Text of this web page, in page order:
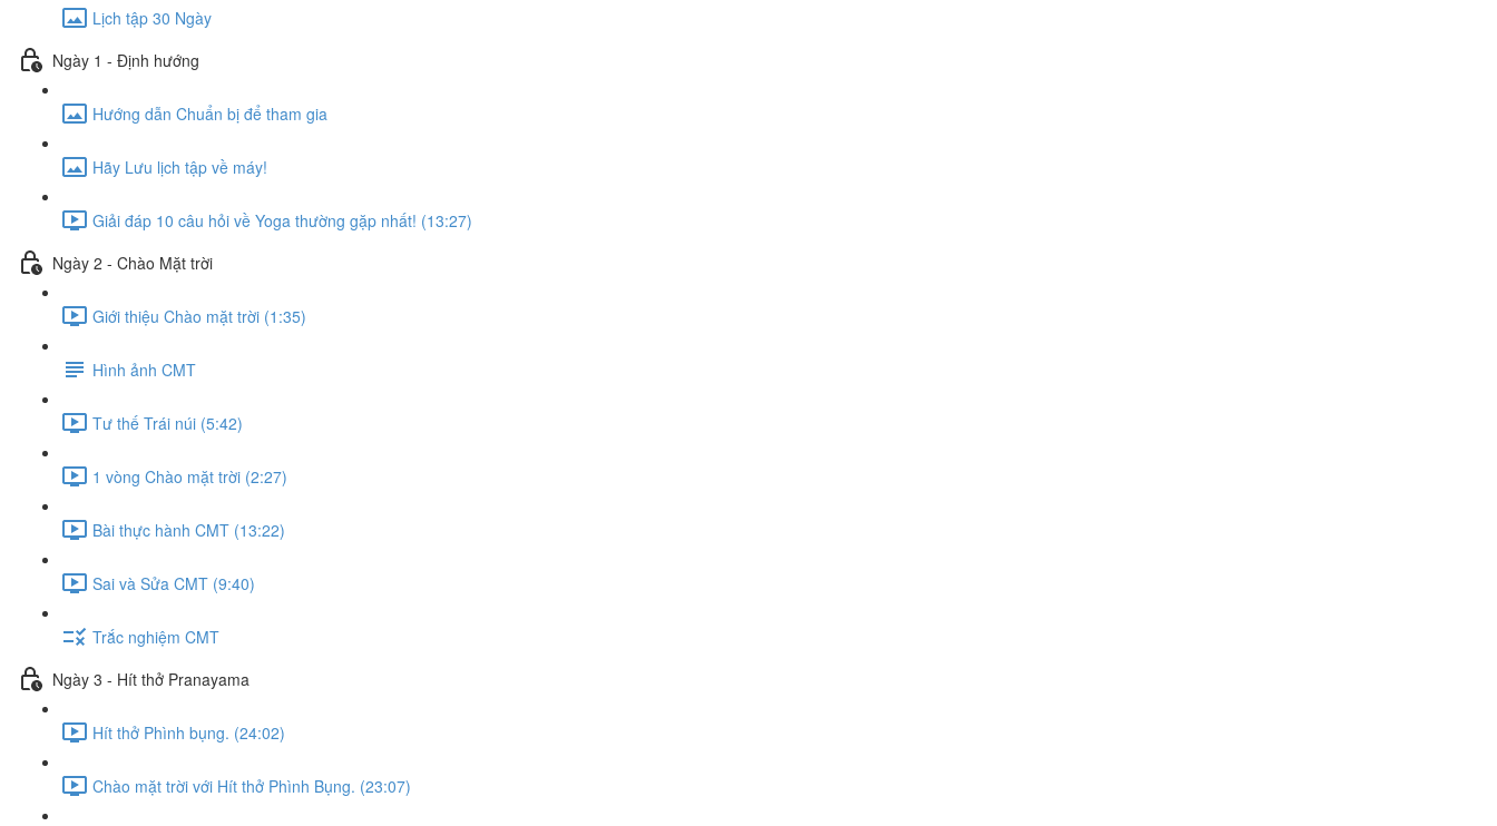
Lịch tập 30 Ngày
Ngày 1 - Định hướng
Hướng dẫn Chuẩn bị để tham gia
Hãy Lưu lịch tập về máy!
Giải đáp 10 câu hỏi về Yoga thường gặp nhất! (13:27)
Ngày 2 - Chào Mặt trời
Giới thiệu Chào mặt trời (1:35)
Hình ảnh CMT
Tư thế Trái núi (5:42)
1 vòng Chào mặt trời (2:27)
Bài thực hành CMT (13:22)
Sai và Sửa CMT (9:40)
Trắc nghiệm CMT
Ngày 3 - Hít thở Pranayama
Hít thở Phình bụng. (24:02)
Chào mặt trời với Hít thở Phình Bụng. (23:07)